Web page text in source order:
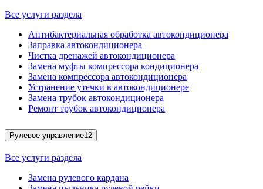
Все услуги раздела
Антибактериальная обработка автокондиционера
Заправка автокондиционера
Чистка дренажей автокондиционера
Замена муфты компрессора кондиционера
Замена компрессора автокондиционера
Устранение утечки в автокондиционере
Замена трубок автокондиционера
Ремонт трубок автокондиционера
Рулевое управление12
Все услуги раздела
Замена рулевого кардана